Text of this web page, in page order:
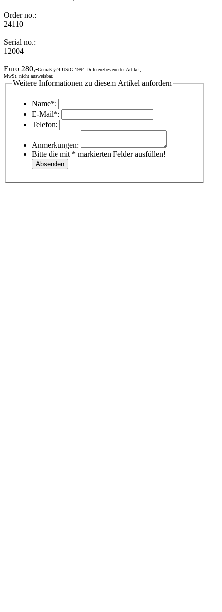
Order no.:
24110
Serial no.:
12004
Euro 280,-Gemäß §24 UStG 1994 Differenzbesteuerter Artikel,
MwSt. nicht ausweisbar.
Weitere Informationen zu diesem Artikel anfordern
Name*:
E-Mail*:
Telefon:
Anmerkungen:
Bitte die mit * markierten Felder ausfüllen!